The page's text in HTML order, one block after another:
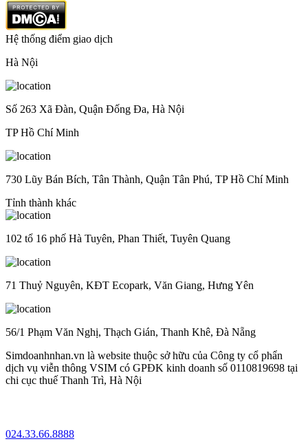
Hệ thống điểm giao dịch
Hà Nội
Số 263 Xã Đàn, Quận Đống Đa, Hà Nội
TP Hồ Chí Minh
730 Lũy Bán Bích, Tân Thành, Quận Tân Phú, TP Hồ Chí Minh
Tỉnh thành khác
102 tổ 16 phố Hà Tuyên, Phan Thiết, Tuyên Quang
71 Thuỷ Nguyên, KĐT Ecopark, Văn Giang, Hưng Yên
56/1 Phạm Văn Nghị, Thạch Gián, Thanh Khê, Đà Nẵng
Simdoanhnhan.vn là website thuộc sở hữu của Công ty cổ phẩn
dịch vụ viễn thông VSIM có GPĐK kinh doanh số 0110819698 tại
chi cục thuế Thanh Trì, Hà Nội
024.33.66.8888